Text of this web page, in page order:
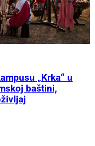
„Krka“ u
baštini,